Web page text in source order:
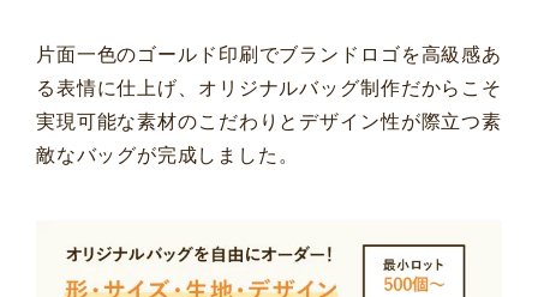
片面一色のゴールド印刷でブランドロゴを高級感あ
る表情に仕上げ、オリジナルバッグ制作だからこそ
実現可能な素材のこだわりとデザイン性が際立つ素
敵なバッグが完成しました。